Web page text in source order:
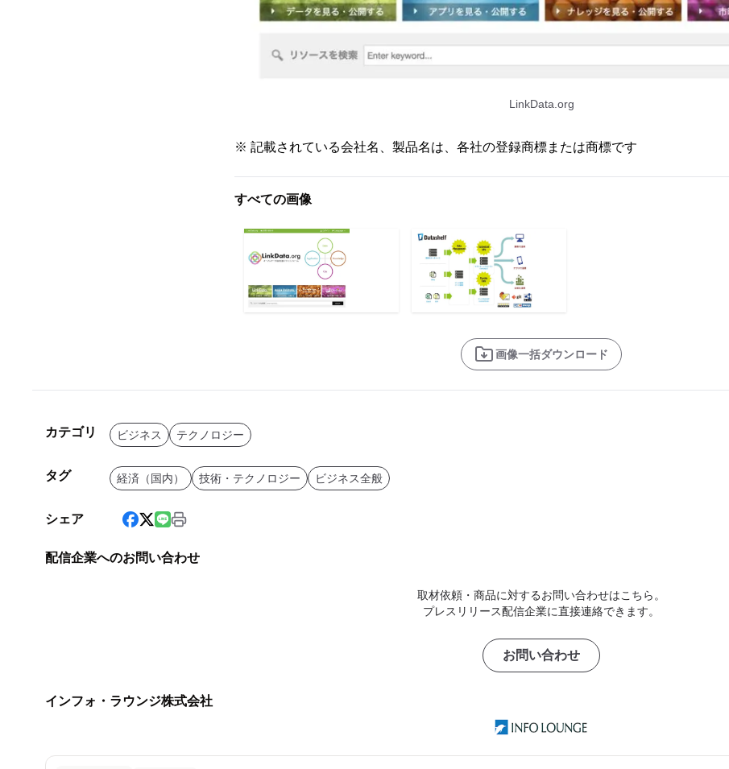
LinkData.org
※ 記載されている会社名、製品名は、各社の登録商標または商標です
すべての画像
画像一括ダウンロード
カテゴリ ビジネス テクノロジー
タグ 経済（国内） 技術・テクノロジー ビジネス全般
シェア
配信企業へのお問い合わせ
取材依頼・商品に対するお問い合わせはこちら。
プレスリリース配信企業に直接連絡できます。
お問い合わせ
インフォ・ラウンジ株式会社